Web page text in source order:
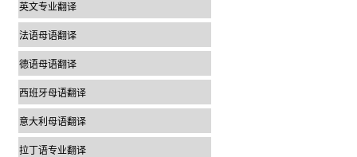
英文专业翻译
法语母语翻译
德语母语翻译
西班牙母语翻译
意大利母语翻译
拉丁语专业翻译